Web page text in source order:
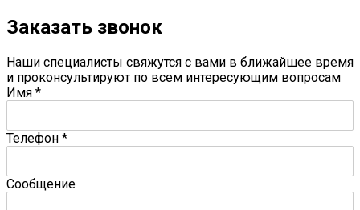
Заказать звонок
Наши специалисты свяжутся с вами в ближайшее время
и проконсультируют по всем интересующим вопросам
Имя *
Телефон *
Сообщение